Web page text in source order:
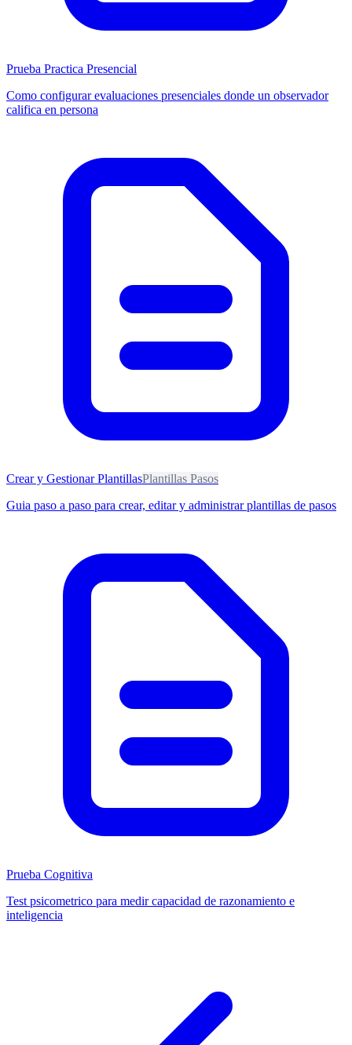
Prueba Practica Presencial
Como configurar evaluaciones presenciales donde un observador
califica en persona
Crear y Gestionar PlantillasPlantillas Pasos
Guia paso a paso para crear, editar y administrar plantillas de pasos
Prueba Cognitiva
Test psicometrico para medir capacidad de razonamiento e
inteligencia